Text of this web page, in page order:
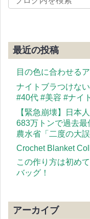
最近の投稿
目の色に合わせる
ナイトブラつけな
#40代 #美容 #ナイ
【緊急崩壊】日本
683万トンで過去最
農水省「二度の大誤
Crochet Blanket
この作り方は初め
バッグ！
アーカイブ